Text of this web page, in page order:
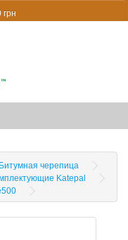
грн
Битумная черепица
Katepal